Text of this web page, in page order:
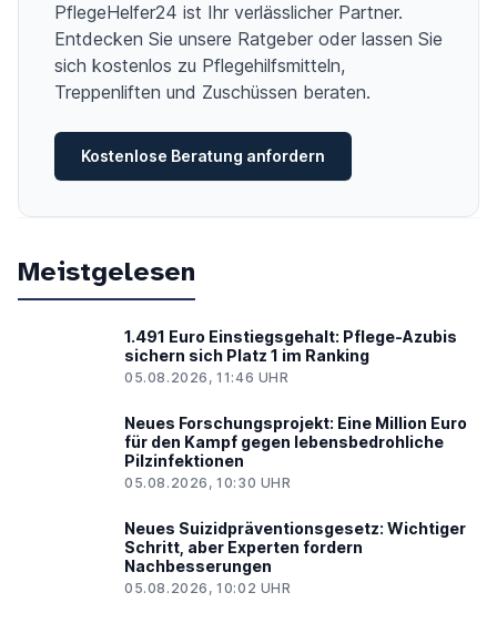
PflegeHelfer24 ist Ihr verlässlicher Partner.
Entdecken Sie unsere Ratgeber oder lassen Sie
sich kostenlos zu Pflegehilfsmitteln,
Treppenliften und Zuschüssen beraten.
Kostenlose Beratung anfordern
Meistgelesen
1.491 Euro Einstiegsgehalt: Pflege-Azubis
sichern sich Platz 1 im Ranking
05.08.2026, 11:46 UHR
Neues Forschungsprojekt: Eine Million Euro
für den Kampf gegen lebensbedrohliche
Pilzinfektionen
05.08.2026, 10:30 UHR
Neues Suizidpräventionsgesetz: Wichtiger
Schritt, aber Experten fordern
Nachbesserungen
05.08.2026, 10:02 UHR